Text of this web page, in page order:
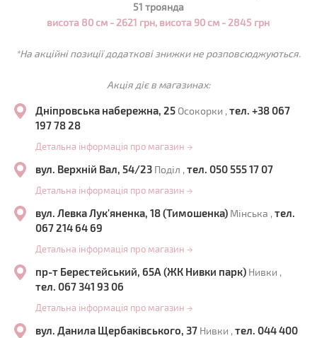
51 троянда
висота 80 см - 2621 грн, висота 90 см - 2845 грн
*На акційні позиції додаткові знижки не розповсюджуються.
Акція діє в магазинах:
Дніпровська набережна, 25 Осокорки , тел. +38 067
197 78 28
Детальна інформація про магазин →
вул. Верхній Вал, 54/23 Поділ , тел. 050 555 17 07
Детальна інформація про магазин →
вул. Левка Лук'яненка, 18 (Тимошенка) Мінська , тел.
067 214 64 69
Детальна інформація про магазин →
пр-т Берестейський, 65А (ЖК Нивки парк) Нивки ,
тел. 067 341 93 06
Детальна інформація про магазин →
вул. Данила Щербаківського, 37 Нивки , тел. 044 400